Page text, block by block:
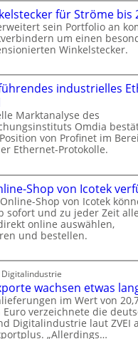
u
Bge
n
6
h
a
n
r
e
ü
%
e
für Ströme bis
sein Portfolio an
um einen
Winkelstecker.
k
industrielles
Marktanalyse des
Omdia
von Profinet im
Ethernet-Protokolle.
Shop von Icotek
Shop von Icotek
sofort und zu jeder Zeit alle
online auswählen,
und bestellen.
wachsen etwas
im Wert von
verzeichnete die
Digitalindustrie laut ZVEI
„Allerdings…